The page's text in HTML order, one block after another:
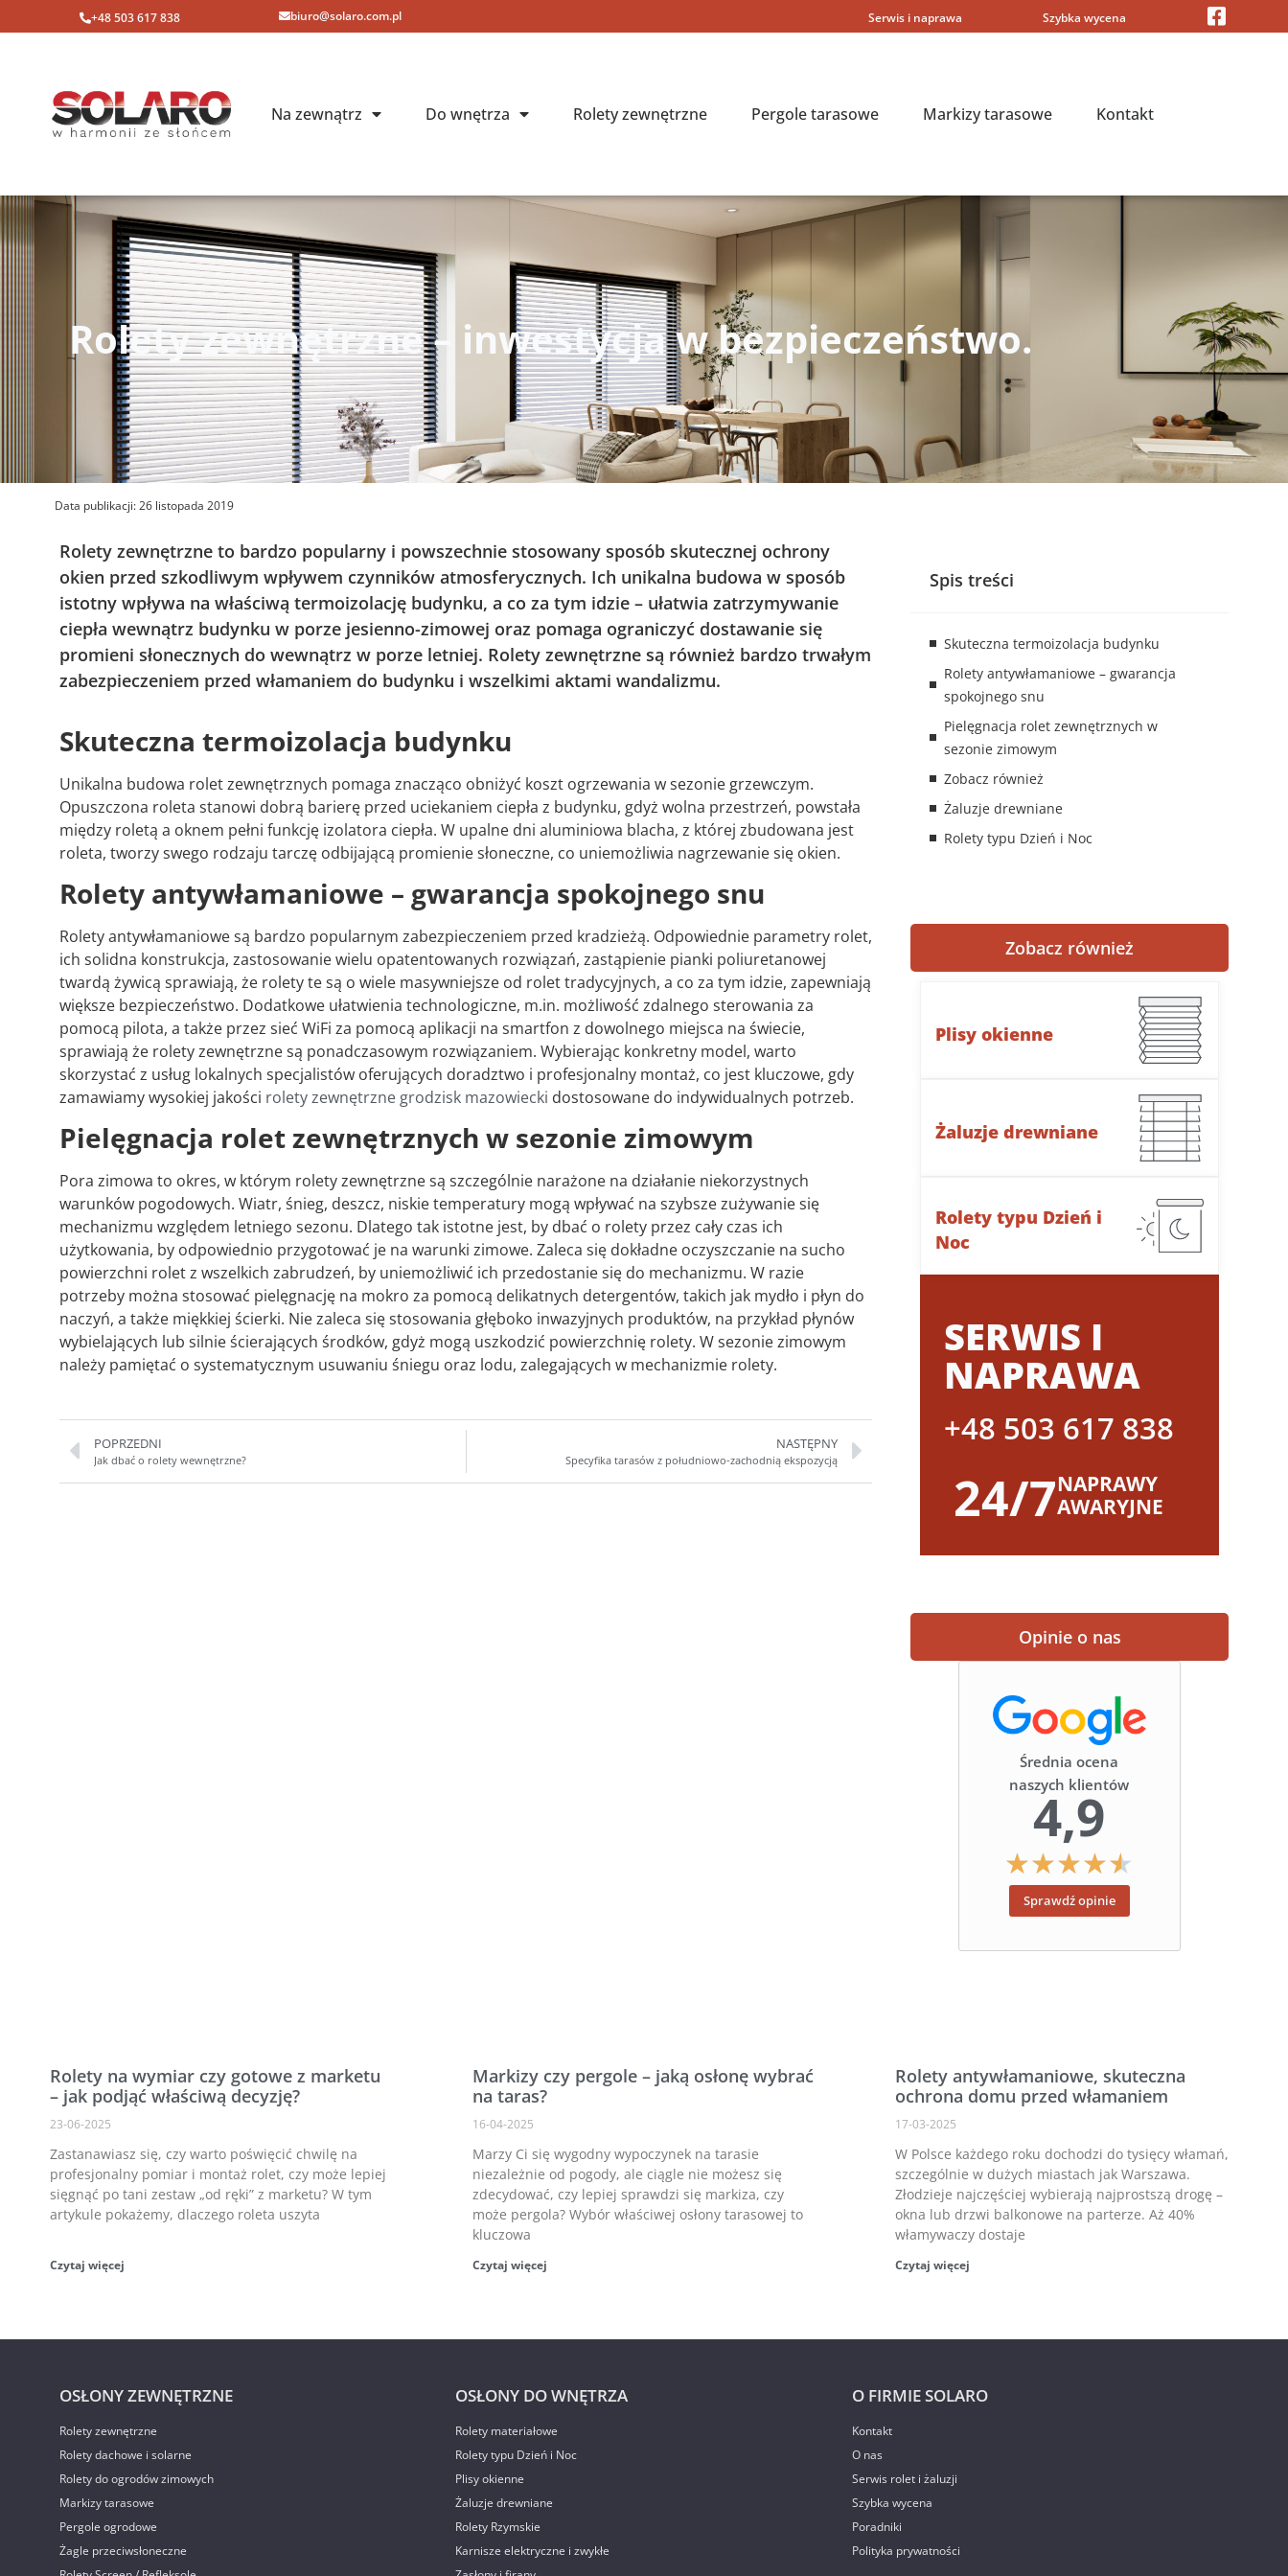
+48 503 617 838 biuro@solaro.com.pl Serwis i naprawa Szybka wycena
Na zewnątrz Do wnętrza Rolety zewnętrzne Pergole tarasowe Markizy tarasowe Kontakt
Rolety zewnętrzne – inwestycja w bezpieczeństwo.
Data publikacji:26 listopada 2019
Rolety zewnętrzne to bardzo popularny i powszechnie stosowany sposób skutecznej ochrony
okien przed szkodliwym wpływem czynników atmosferycznych. Ich unikalna budowa w sposób
istotny wpływa na właściwą termoizolację budynku, a co za tym idzie – ułatwia zatrzymywanie
ciepła wewnątrz budynku w porze jesienno-zimowej oraz pomaga ograniczyć dostawanie się
promieni słonecznych do wewnątrz w porze letniej. Rolety zewnętrzne są również bardzo trwałym
zabezpieczeniem przed włamaniem do budynku i wszelkimi aktami wandalizmu.
Skuteczna termoizolacja budynku
Unikalna budowa rolet zewnętrznych pomaga znacząco obniżyć koszt ogrzewania w sezonie grzewczym.
Opuszczona roleta stanowi dobrą barierę przed uciekaniem ciepła z budynku, gdyż wolna przestrzeń, powstała
między roletą a oknem pełni funkcję izolatora ciepła. W upalne dni aluminiowa blacha, z której zbudowana jest
roleta, tworzy swego rodzaju tarczę odbijającą promienie słoneczne, co uniemożliwia nagrzewanie się okien.
Rolety antywłamaniowe – gwarancja spokojnego snu
Rolety antywłamaniowe są bardzo popularnym zabezpieczeniem przed kradzieżą. Odpowiednie parametry rolet,
ich solidna konstrukcja, zastosowanie wielu opatentowanych rozwiązań, zastąpienie pianki poliuretanowej
twardą żywicą sprawiają, że rolety te są o wiele masywniejsze od rolet tradycyjnych, a co za tym idzie, zapewniają
większe bezpieczeństwo. Dodatkowe ułatwienia technologiczne, m.in. możliwość zdalnego sterowania za
pomocą pilota, a także przez sieć WiFi za pomocą aplikacji na smartfon z dowolnego miejsca na świecie,
sprawiają że rolety zewnętrzne są ponadczasowym rozwiązaniem. Wybierając konkretny model, warto
skorzystać z usług lokalnych specjalistów oferujących doradztwo i profesjonalny montaż, co jest kluczowe, gdy
zamawiamy wysokiej jakości rolety zewnętrzne grodzisk mazowiecki dostosowane do indywidualnych potrzeb.
Pielęgnacja rolet zewnętrznych w sezonie zimowym
Pora zimowa to okres, w którym rolety zewnętrzne są szczególnie narażone na działanie niekorzystnych
warunków pogodowych. Wiatr, śnieg, deszcz, niskie temperatury mogą wpływać na szybsze zużywanie się
mechanizmu względem letniego sezonu. Dlatego tak istotne jest, by dbać o rolety przez cały czas ich
użytkowania, by odpowiednio przygotować je na warunki zimowe. Zaleca się dokładne oczyszczanie na sucho
powierzchni rolet z wszelkich zabrudzeń, by uniemożliwić ich przedostanie się do mechanizmu. W razie
potrzeby można stosować pielęgnację na mokro za pomocą delikatnych detergentów, takich jak mydło i płyn do
naczyń, a także miękkiej ścierki. Nie zaleca się stosowania głęboko inwazyjnych produktów, na przykład płynów
wybielających lub silnie ścierających środków, gdyż mogą uszkodzić powierzchnię rolety. W sezonie zimowym
należy pamiętać o systematycznym usuwaniu śniegu oraz lodu, zalegających w mechanizmie rolety.
POPRZEDNI
Jak dbać o rolety wewnętrzne?
NASTĘPNY
Specyfika tarasów z południowo-zachodnią ekspozycją
Spis treści
Skuteczna termoizolacja budynku
Rolety antywłamaniowe – gwarancja
spokojnego snu
Pielęgnacja rolet zewnętrznych w
sezonie zimowym
Zobacz również
Żaluzje drewniane
Rolety typu Dzień i Noc
Zobacz również
Plisy okienne
Żaluzje drewniane
Rolety typu Dzień i
Noc
SERWIS I
NAPRAWA
+48 503 617 838
24/7NAPRAWY
AWARYJNE
Opinie o nas
Średnia ocena
naszych klientów
4,9
★★★★★
Sprawdź opinie
Rolety na wymiar czy gotowe z marketu
– jak podjąć właściwą decyzję?
23-06-2025
Zastanawiasz się, czy warto poświęcić chwilę na
profesjonalny pomiar i montaż rolet, czy może lepiej
sięgnąć po tani zestaw „od ręki” z marketu? W tym
artykule pokażemy, dlaczego roleta uszyta
Czytaj więcej
Markizy czy pergole – jaką osłonę wybrać
na taras?
16-04-2025
Marzy Ci się wygodny wypoczynek na tarasie
niezależnie od pogody, ale ciągle nie możesz się
zdecydować, czy lepiej sprawdzi się markiza, czy
może pergola? Wybór właściwej osłony tarasowej to
kluczowa
Czytaj więcej
Rolety antywłamaniowe, skuteczna
ochrona domu przed włamaniem
17-03-2025
W Polsce każdego roku dochodzi do tysięcy włamań,
szczególnie w dużych miastach jak Warszawa.
Złodzieje najczęściej wybierają najprostszą drogę –
okna lub drzwi balkonowe na parterze. Aż 40%
włamywaczy dostaje
Czytaj więcej
OSŁONY ZEWNĘTRZNE
Rolety zewnętrzne
Rolety dachowe i solarne
Rolety do ogrodów zimowych
Markizy tarasowe
Pergole ogrodowe
Żagle przeciwsłoneczne
OSŁONY DO WNĘTRZA
Rolety materiałowe
Rolety typu Dzień i Noc
Plisy okienne
Żaluzje drewniane
Rolety Rzymskie
Karnisze elektryczne i zwykłe
O FIRMIE SOLARO
Kontakt
O nas
Serwis rolet i żaluzji
Szybka wycena
Poradniki
Polityka prywatności